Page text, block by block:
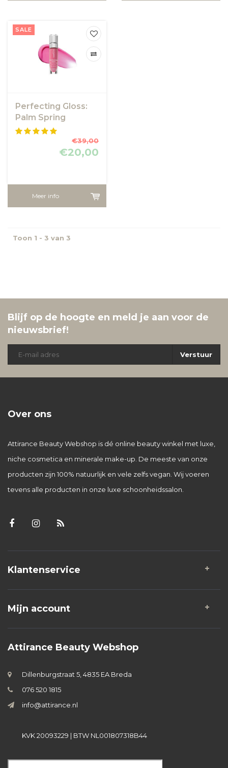
SALE
Perfecting Gloss:
Palm Spring
€39,00
€20,00
Meer info
Toon 1 - 3 van 3
Blijf op de hoogte en meld je aan voor de
nieuwsbrief!
Verstuur
Over ons
Attirance Beauty Webshop is dé online beauty winkel met luxe,
niche cosmetica en minerale make-up. De meeste van onze
producten zijn 100% natuurlijk en vele zelfs vegan. Wij voeren
tevens alle producten in onze luxe schoonheidssalon.
Klantenservice
Mijn account
Attirance Beauty Webshop
Dillenburgstraat 5, 4835 EA Breda
076 520 1815
info@attirance.nl
KVK 20093229 | BTW NL001807318B44